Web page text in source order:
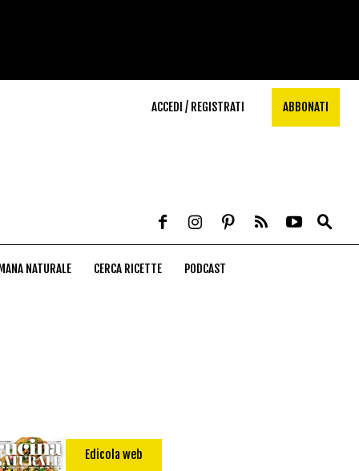
ACCEDI / REGISTRATI ABBONATI
NATURALE CERCA RICETTE PODCAST
Edicola web